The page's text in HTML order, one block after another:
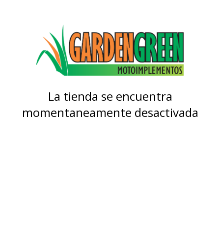
La tienda se encuentra
momentaneamente desactivada